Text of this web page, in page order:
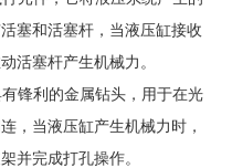
塞和活塞杆，当液压缸接收
活塞杆产生机械力。
锋利的金属钻头，用于在光
，当液压缸产生机械力时，
并完成打孔操作。